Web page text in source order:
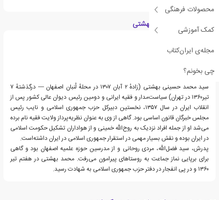
محصولات فرهنگی
کمک آموزشی
مجله‌ی ایران‌کتاب
چی بخونم؟
درباره محمد حسینی بهشتی
سید محمد حسینی بهشتی (زادهٔ ۲ آبان ۱۳۰۷ در محلهٔ لُنبان اصفهان — درگذشتهٔ ۷
تیر۱۳۶۰ در تهران) سیاست‌مدار و فقیه ایرانی و دومین رئیس دیوان عالی کشور پس از
انقلاب ایران در سال ۱۳۵۷، نخستین دبیرکل حزب جمهوری اسلامی و نایب رئیس
مجلس خبرگان قانون اساسی بود. گاهی از وی به عنوان نظریه‌پرداز ولایت فقیه نام برده
می‌شد او از جمله افراد نزدیک به روح‌الله خمینی و از هواداران تشکیل حکومت اسلامی
در ایران بوده و نقش بسیار مهمی در استقرار جمهوری اسلامی در ایران داشته‌است.
پدرش، سید فضل‌الله، مردی روحانی و از مدرسین حوزه علمیه اصفهان بود و گاهی
برای برپایی نماز جماعت به روستاهای پیرامون می‌رفت. محمد بهشتی در هفتم تیر
۱۳۶۰ و در پی انفجار در دفتر حزب جمهوری اسلامی به شهادت رسید.